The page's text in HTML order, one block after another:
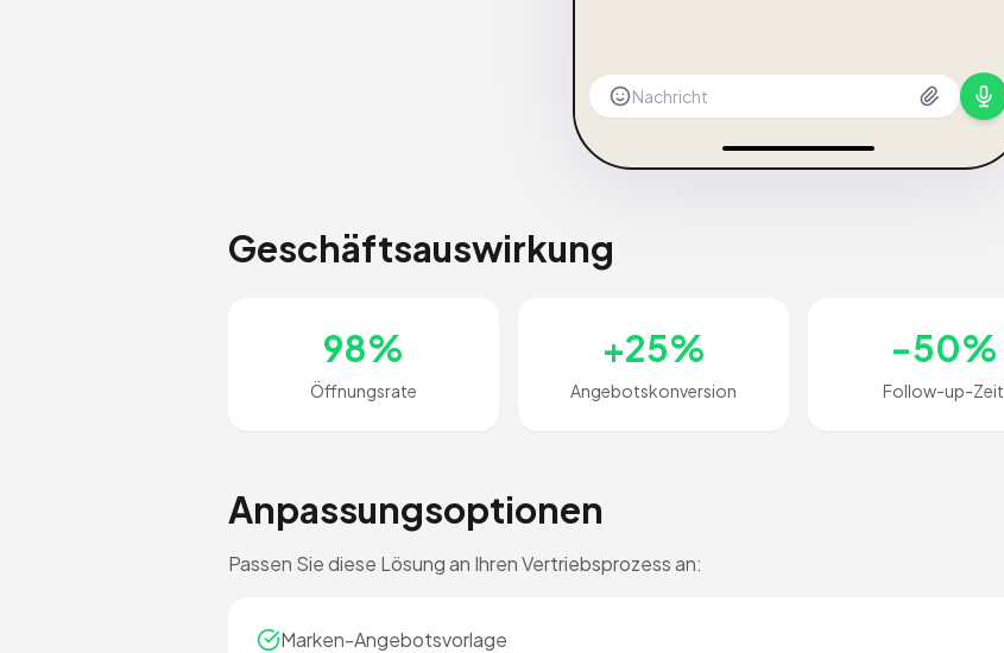
Nachricht
Geschäftsauswirkung
98%
Öffnungsrate
+25%
Angebotskonversion
-50%
Follow-up-Zeit
Anpassungsoptionen
Passen Sie diese Lösung an Ihren Vertriebsprozess an:
Marken-Angebotsvorlage